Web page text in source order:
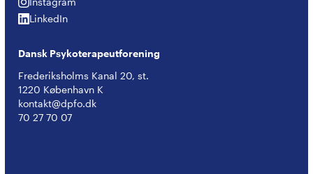
Instagram
LinkedIn
LinkedIn
Dansk Psykoterapeutforening
Frederiksholms Kanal 20, st.
1220 København K
kontakt@dpfo.dk
70 27 70 07